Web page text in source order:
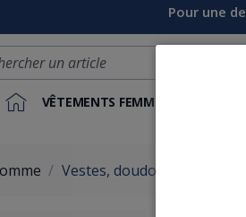
Pour une
VÊTEMENTS FEMME
Vestes, doudounes, parkas